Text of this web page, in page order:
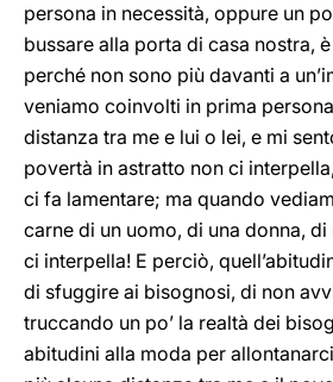
persona in necessità, oppure un
bussare alla porta di casa nostra,
perché non sono più davanti a
veniamo coinvolti in prima
distanza tra me e lui o lei, e mi
povertà in astratto non ci
ci fa lamentare; ma quando
carne di un uomo, di una donna,
ci interpella! E perciò,
di sfuggire ai bisognosi, di non
truccando un po’ la realtà dei
abitudini alla moda per allontanarci